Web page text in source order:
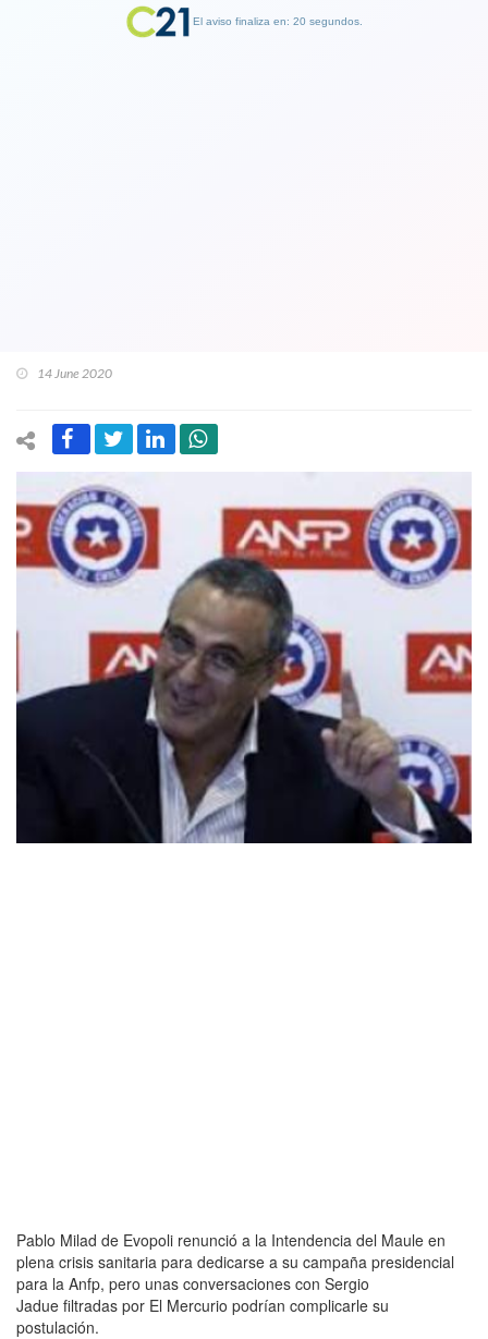
14 June 2020
Pablo Milad de Evopoli renunció a la Intendencia del Maule en
plena crisis sanitaria para dedicarse a su campaña presidencial
para la Anfp, pero unas conversaciones con Sergio
Jadue filtradas por El Mercurio podrían complicarle su
postulación.
El aviso finaliza en: 19 segundos.